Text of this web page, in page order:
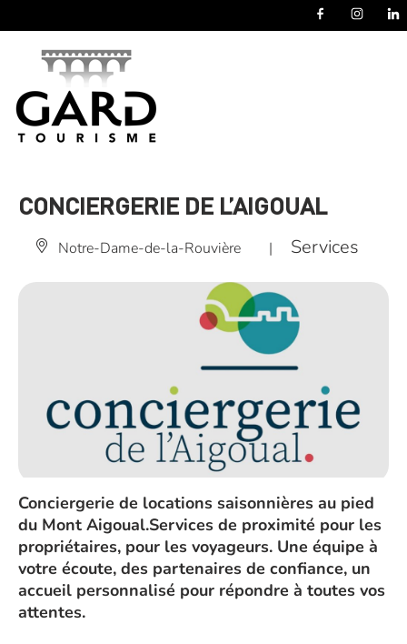
CONCIERGERIE DE L’AIGOUAL
Notre-Dame-de-la-Rouvière | Services
Conciergerie de locations saisonnières au pied
du Mont Aigoual.Services de proximité pour les
propriétaires, pour les voyageurs. Une équipe à
votre écoute, des partenaires de confiance, un
accueil personnalisé pour répondre à toutes vos
attentes.